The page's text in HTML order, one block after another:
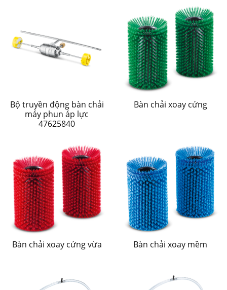
Bộ truyền động bàn chải
máy phun áp lực
47625840
Bàn chải xoay cứng
Bàn chải xoay cứng vừa Bàn chải xoay mềm